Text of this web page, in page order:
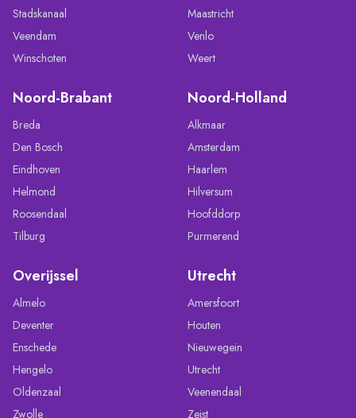
Stadskanaal
Veendam
Winschoten
Maastricht
Venlo
Weert
Noord-Brabant
Breda
Den Bosch
Eindhoven
Helmond
Roosendaal
Tilburg
Noord-Holland
Alkmaar
Amsterdam
Haarlem
Hilversum
Hoofddorp
Purmerend
Overijssel
Almelo
Deventer
Enschede
Hengelo
Oldenzaal
Zwolle
Utrecht
Amersfoort
Houten
Nieuwegein
Utrecht
Veenendaal
Zeist